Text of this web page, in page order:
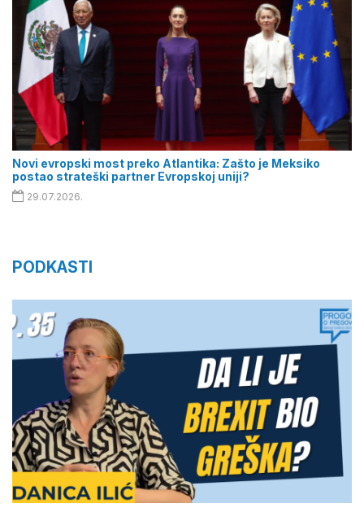
Novi evropski most preko Atlantika: Zašto je Meksiko
postao strateški partner Evropskoj uniji?
29.07.2026.
PODKASTI